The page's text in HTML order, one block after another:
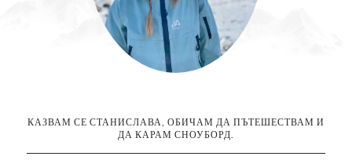
КАЗВАМ СЕ СТАНИСЛАВА, ОБИЧАМ ДА ПЪТЕШЕСТВАМ И
ДА КАРАМ СНОУБОРД.